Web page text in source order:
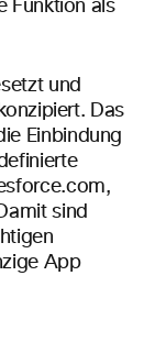
Funktion als
und
Das
Einbindung
sind
App